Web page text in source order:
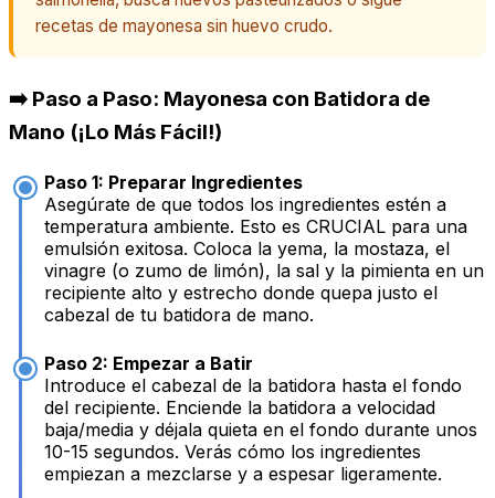
recetas de mayonesa sin huevo crudo.
➡️ Paso a Paso: Mayonesa con Batidora de
Mano (¡Lo Más Fácil!)
Paso 1: Preparar Ingredientes
Asegúrate de que todos los ingredientes estén a
temperatura ambiente. Esto es CRUCIAL para una
emulsión exitosa. Coloca la yema, la mostaza, el
vinagre (o zumo de limón), la sal y la pimienta en un
recipiente alto y estrecho donde quepa justo el
cabezal de tu batidora de mano.
Paso 2: Empezar a Batir
Introduce el cabezal de la batidora hasta el fondo
del recipiente. Enciende la batidora a velocidad
baja/media y déjala quieta en el fondo durante unos
10-15 segundos. Verás cómo los ingredientes
empiezan a mezclarse y a espesar ligeramente.